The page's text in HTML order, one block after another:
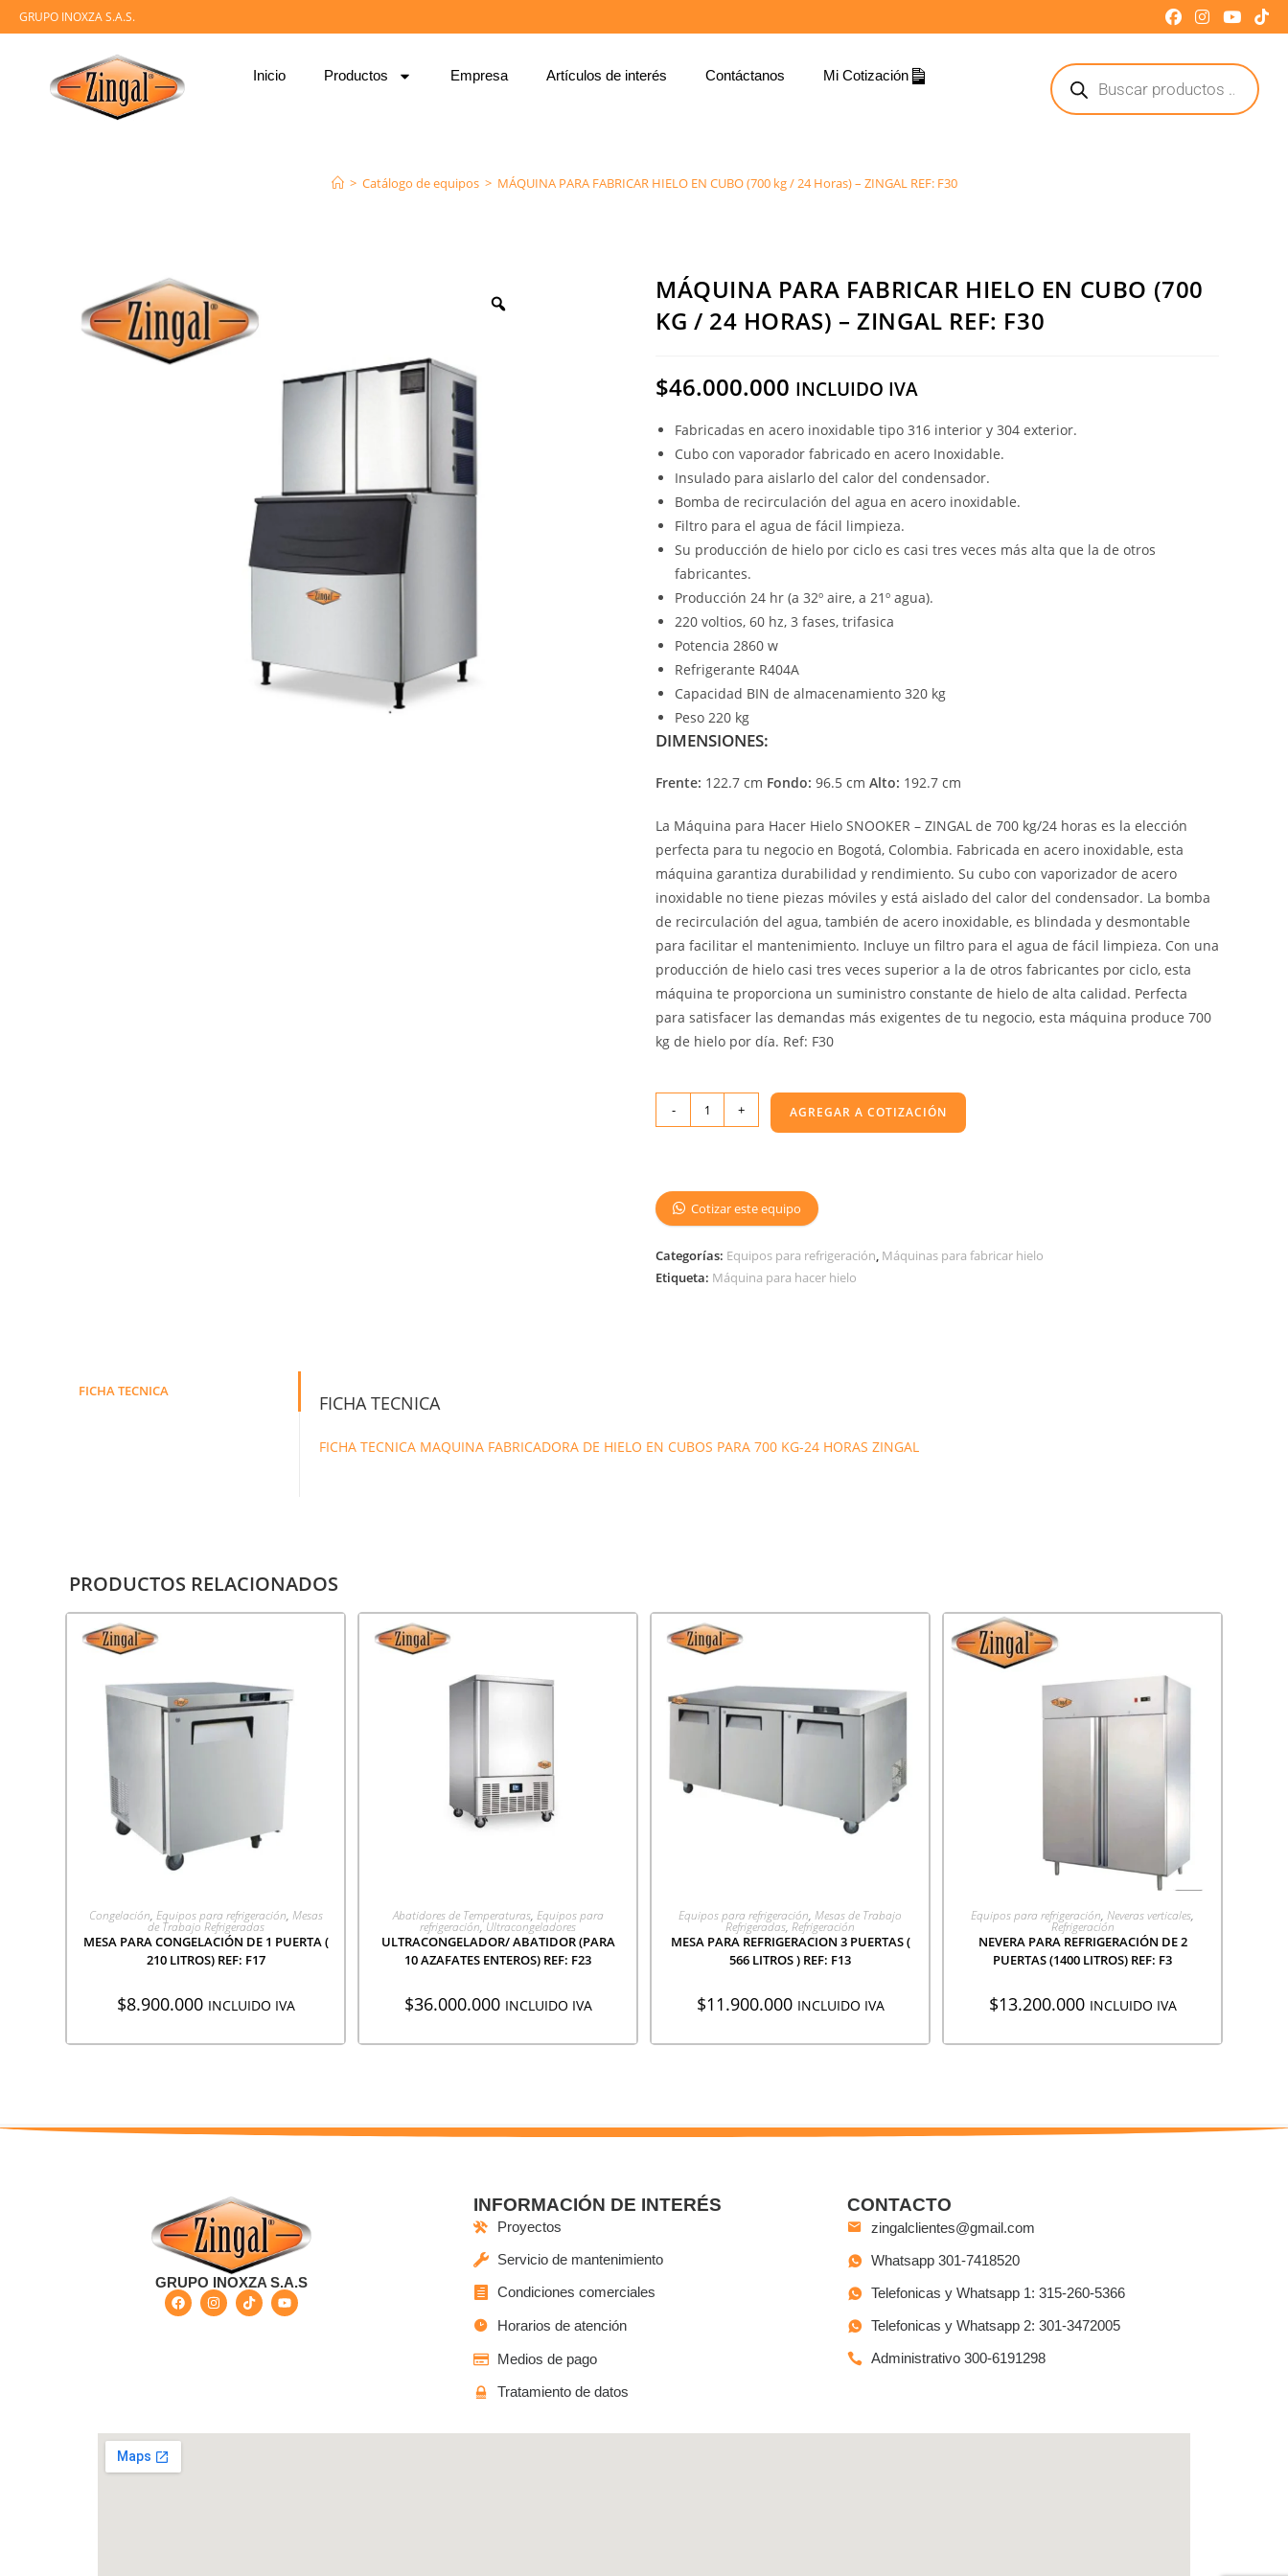
GRUPO INOXZA S.A.S.
Inicio Productos Empresa Artículos de interés Contáctanos Mi Cotización
> Catálogo de equipos > MÁQUINA PARA FABRICAR HIELO EN CUBO (700 kg / 24 Horas) – ZINGAL REF: F30
MÁQUINA PARA FABRICAR HIELO EN CUBO (700
KG / 24 HORAS) – ZINGAL REF: F30
$46.000.000 INCLUIDO IVA
Fabricadas en acero inoxidable tipo 316 interior y 304 exterior.
Cubo con vaporador fabricado en acero Inoxidable.
Insulado para aislarlo del calor del condensador.
Bomba de recirculación del agua en acero inoxidable.
Filtro para el agua de fácil limpieza.
Su producción de hielo por ciclo es casi tres veces más alta que la de otros
fabricantes.
Producción 24 hr (a 32º aire, a 21º agua).
220 voltios, 60 hz, 3 fases, trifasica
Potencia 2860 w
Refrigerante R404A
Capacidad BIN de almacenamiento 320 kg
Peso 220 kg
DIMENSIONES:
Frente: 122.7 cm Fondo: 96.5 cm Alto: 192.7 cm
La Máquina para Hacer Hielo SNOOKER – ZINGAL de 700 kg/24 horas es la elección
perfecta para tu negocio en Bogotá, Colombia. Fabricada en acero inoxidable, esta
máquina garantiza durabilidad y rendimiento. Su cubo con vaporizador de acero
inoxidable no tiene piezas móviles y está aislado del calor del condensador. La bomba
de recirculación del agua, también de acero inoxidable, es blindada y desmontable
para facilitar el mantenimiento. Incluye un filtro para el agua de fácil limpieza. Con una
producción de hielo casi tres veces superior a la de otros fabricantes por ciclo, esta
máquina te proporciona un suministro constante de hielo de alta calidad. Perfecta
para satisfacer las demandas más exigentes de tu negocio, esta máquina produce 700
kg de hielo por día. Ref: F30
- + AGREGAR A COTIZACIÓN
Cotizar este equipo
Categorías: Equipos para refrigeración, Máquinas para fabricar hielo
Etiqueta: Máquina para hacer hielo
FICHA TECNICA
FICHA TECNICA
FICHA TECNICA MAQUINA FABRICADORA DE HIELO EN CUBOS PARA 700 KG-24 HORAS ZINGAL
PRODUCTOS RELACIONADOS
AGREGAR A COTIZACIÓN
Congelación, Equipos para refrigeración, Mesas
de Trabajo Refrigeradas
MESA PARA CONGELACIÓN DE 1 PUERTA (
210 LITROS) REF: F17
$8.900.000 INCLUIDO IVA
AGREGAR A COTIZACIÓN
Abatidores de Temperaturas, Equipos para
refrigeración,Ultracongeladores
ULTRACONGELADOR/ ABATIDOR (PARA
10 AZAFATES ENTEROS) REF: F23
$36.000.000 INCLUIDO IVA
AGREGAR A COTIZACIÓN
Equipos para refrigeración, Mesas de Trabajo
Refrigeradas, Refrigeración
MESA PARA REFRIGERACION 3 PUERTAS (
566 LITROS ) REF: F13
$11.900.000 INCLUIDO IVA
AGREGAR A COTIZACIÓN
Equipos para refrigeración, Neveras verticales,
Refrigeración
NEVERA PARA REFRIGERACIÓN DE 2
PUERTAS (1400 LITROS) REF: F3
$13.200.000 INCLUIDO IVA
GRUPO INOXZA S.A.S
INFORMACIÓN DE INTERÉS
Proyectos
Servicio de mantenimiento
Condiciones comerciales
Horarios de atención
Medios de pago
Tratamiento de datos
CONTACTO
zingalclientes@gmail.com
Whatsapp 301-7418520
Telefonicas y Whatsapp 1: 315-260-5366
Telefonicas y Whatsapp 2: 301-3472005
Administrativo 300-6191298